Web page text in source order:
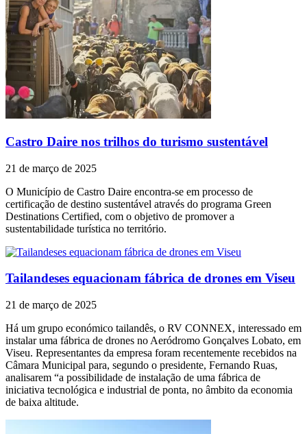
Castro Daire nos trilhos do turismo sustentável
21 de março de 2025
O Município de Castro Daire encontra-se em processo de
certificação de destino sustentável através do programa Green
Destinations Certified, com o objetivo de promover a
sustentabilidade turística no território.
Tailandeses equacionam fábrica de drones em Viseu
21 de março de 2025
Há um grupo económico tailandês, o RV CONNEX, interessado em
instalar uma fábrica de drones no Aeródromo Gonçalves Lobato, em
Viseu. Representantes da empresa foram recentemente recebidos na
Câmara Municipal para, segundo o presidente, Fernando Ruas,
analisarem “a possibilidade de instalação de uma fábrica de
iniciativa tecnológica e industrial de ponta, no âmbito da economia
de baixa altitude.